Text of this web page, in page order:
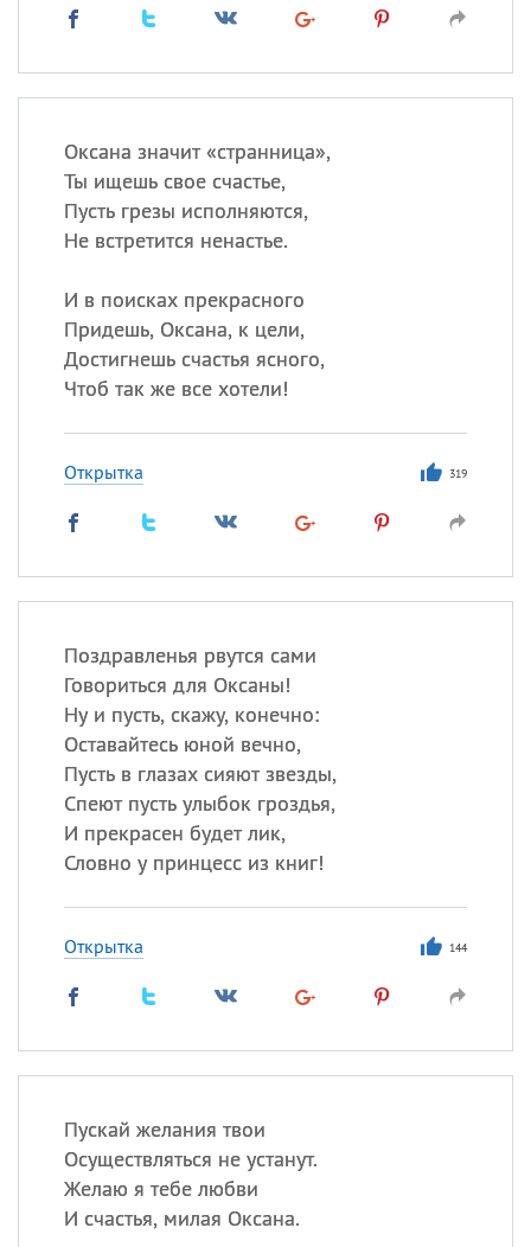
Оксана значит «странница»,
Ты ищешь свое счастье,
Пусть грезы исполняются,
Не встретится ненастье.
И в поисках прекрасного
Придешь, Оксана, к цели,
Достигнешь счастья ясного,
Чтоб так же все хотели!
Открытка 319
Поздравленья рвутся сами
Говориться для Оксаны!
Ну и пусть, скажу, конечно:
Оставайтесь юной вечно,
Пусть в глазах сияют звезды,
Спеют пусть улыбок гроздья,
И прекрасен будет лик,
Словно у принцесс из книг!
Открытка 144
Пускай желания твои
Осуществляться не устанут.
Желаю я тебе любви
И счастья, милая Оксана.